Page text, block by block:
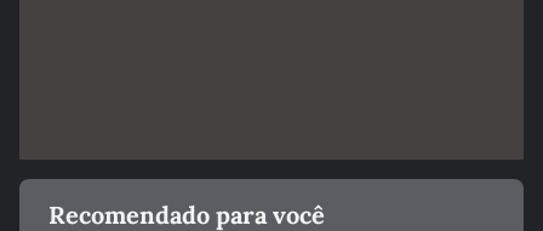
Recomendado para você